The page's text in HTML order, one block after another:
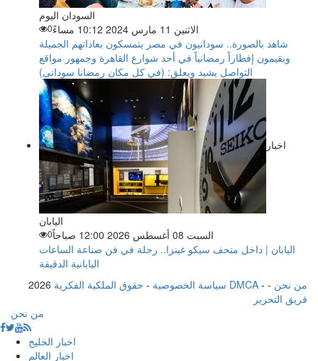
السودان اليوم
الاثنين 11 مارس 2024 10:12 مساءً
0
شاهد بالصورة.. سودانيون في مصر يتمسكون بعاداتهم الجميلة
ويقيمون إفطاراً رمضانياً في أحد شوارع القاهرة وجمهور مواقع
التواصل يشيد ويعلق: (في كل مكان رمضانا سودانى)
اخبار
اليابان
السبت 08 أغسطس 2026 12:00 صباحاً
0
اليابان | داخل متحف سيكو غينزا.. رحلة في فن صناعة الساعات
اليابانية الدقيقة
2026
سياسة الخصوصية - حقوق الملكية الفكرية DMCA - من نحن -
فريق التحرير
من نحن
اخبار الخليج
اخبار العالم